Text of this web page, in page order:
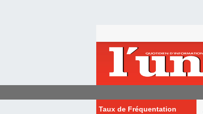
Taux de Fréquentation